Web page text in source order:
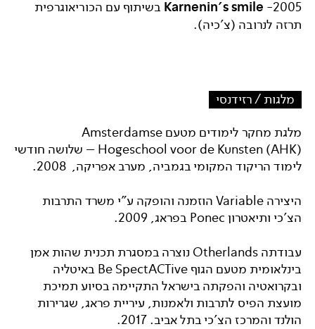
2005-
Karnenin's smile בשיתוף עם הכוריאוגרפית
תרזה לנרובה (צ'כיה).
מלגות / רזידנסי
מלגת מחקר לימודים מטעם Amsterdamse
Hogeschool voor de Kunsten (AHK) – שלושה חודשי
לימוד הריקוד המקומי בגמביה, מערב אפריקה, 2008.
היצירה Variable הוזמנה והופקה ע"י משרד התרבות
הצ'כי ותיאטרון Ponec בפראג, 2009.
עבודתה Otherlands נוצרה במסגרת תכנית שהות אמן
בינלאומית מטעם הגוף Be SpectACTive באיטליה
ובקרואטיה והפקתה בישראל התקיימה בסיוע תמיכת
מועצת הפיס לתרבות ולאמנות, עיריית פראג, שגרירות
הולנד והמרכז הצ'כי בתל אביב. 2017.